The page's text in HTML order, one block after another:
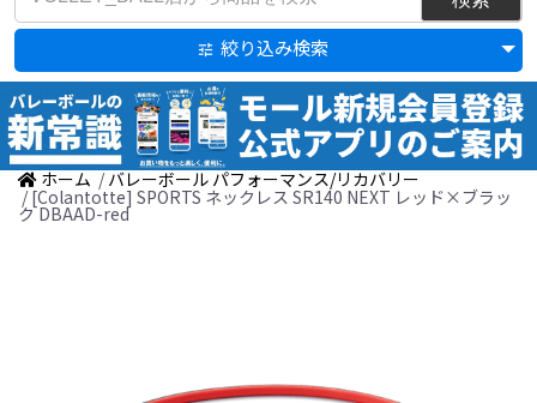
絞り込み検索
ホーム / バレーボール パフォーマンス/リカバリー
/ [Colantotte] SPORTS ネックレス SR140 NEXT レッド×ブラッ
ク DBAAD-red